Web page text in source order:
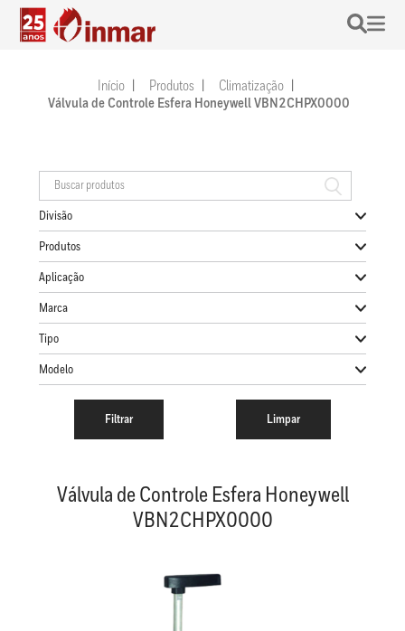
Início Produtos
Climatização
Válvula de Controle Esfera Honeywell VBN2CHPX0000
Divisão
Produtos
Aplicação
Marca
Tipo
Modelo
Válvula de Controle Esfera Honeywell
VBN2CHPX0000